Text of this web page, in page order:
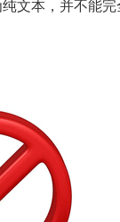
文本，并不能